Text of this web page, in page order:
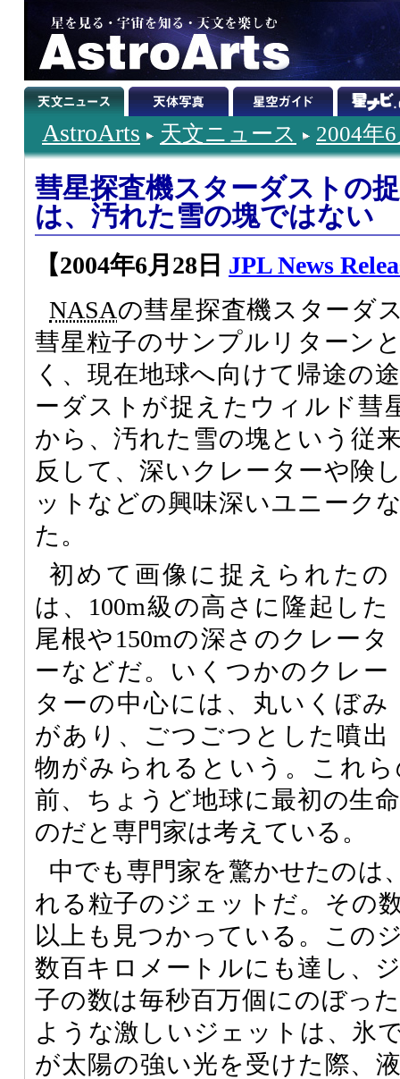
AstroArts 天文ニュース 2004年
彗星探査機スターダストの
は、汚れた雪の塊ではない
【2004年6月28日 JPL News
NASAの彗星探査機スターダ
彗星粒子のサンプルリターン
く、現在地球へ向けて帰途の
ーダストが捉えたウィルド彗
から、汚れた雪の塊という従
反して、深いクレーターや険
ットなどの興味深いユニーク
た。
初めて画像に捉えられたの
は、100m級の高さに隆起した
尾根や150mの深さのクレータ
ーなどだ。いくつかのクレー
ターの中心には、丸いくぼみ
があり、ごつごつとした噴出
物がみられるという。これ
前、ちょうど地球に最初の生
のだと専門家は考えている。
中でも専門家を驚かせたのは
れる粒子のジェットだ。その
以上も見つかっている。この
数百キロメートルにも達し、
子の数は毎秒百万個にのぼっ
ような激しいジェットは、氷
が太陽の強い光を受けた際、